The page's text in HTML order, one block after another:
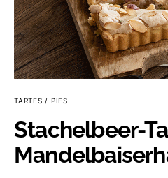
TARTES / PIES
Stachelbeer-